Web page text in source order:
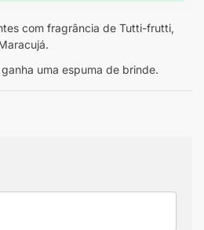
com fragrância de Tutti-frutti,
uma espuma de brinde.